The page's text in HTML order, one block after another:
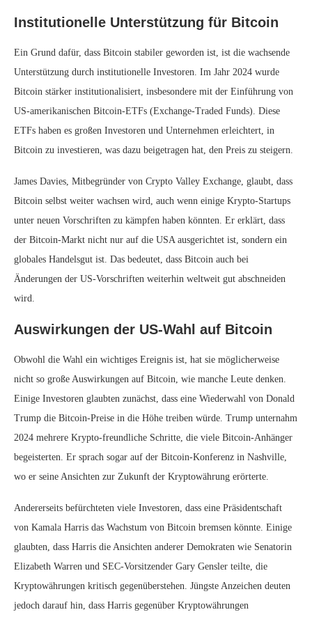
Institutionelle Unterstützung für Bitcoin
Ein Grund dafür, dass Bitcoin stabiler geworden ist, ist die wachsende
Unterstützung durch institutionelle Investoren. Im Jahr 2024 wurde
Bitcoin stärker institutionalisiert, insbesondere mit der Einführung von
US-amerikanischen Bitcoin-ETFs (Exchange-Traded Funds). Diese
ETFs haben es großen Investoren und Unternehmen erleichtert, in
Bitcoin zu investieren, was dazu beigetragen hat, den Preis zu steigern.
James Davies, Mitbegründer von Crypto Valley Exchange, glaubt, dass
Bitcoin selbst weiter wachsen wird, auch wenn einige Krypto-Startups
unter neuen Vorschriften zu kämpfen haben könnten. Er erklärt, dass
der Bitcoin-Markt nicht nur auf die USA ausgerichtet ist, sondern ein
globales Handelsgut ist. Das bedeutet, dass Bitcoin auch bei
Änderungen der US-Vorschriften weiterhin weltweit gut abschneiden
wird.
Auswirkungen der US-Wahl auf Bitcoin
Obwohl die Wahl ein wichtiges Ereignis ist, hat sie möglicherweise
nicht so große Auswirkungen auf Bitcoin, wie manche Leute denken.
Einige Investoren glaubten zunächst, dass eine Wiederwahl von Donald
Trump die Bitcoin-Preise in die Höhe treiben würde. Trump unternahm
2024 mehrere Krypto-freundliche Schritte, die viele Bitcoin-Anhänger
begeisterten. Er sprach sogar auf der Bitcoin-Konferenz in Nashville,
wo er seine Ansichten zur Zukunft der Kryptowährung erörterte.
Andererseits befürchteten viele Investoren, dass eine Präsidentschaft
von Kamala Harris das Wachstum von Bitcoin bremsen könnte. Einige
glaubten, dass Harris die Ansichten anderer Demokraten wie Senatorin
Elizabeth Warren und SEC-Vorsitzender Gary Gensler teilte, die
Kryptowährungen kritisch gegenüberstehen. Jüngste Anzeichen deuten
jedoch darauf hin, dass Harris gegenüber Kryptowährungen